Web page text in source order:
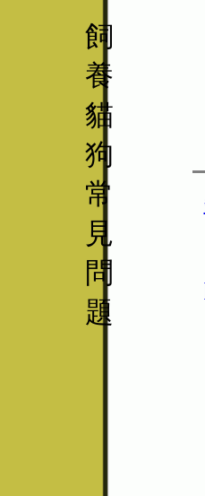
飼
養
貓
狗
常
見
問
題